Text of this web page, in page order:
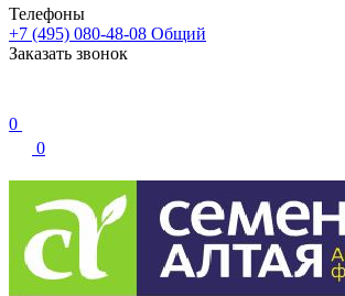
Телефоны
+7 (495) 080-48-08 Общий
Заказать звонок
0
0